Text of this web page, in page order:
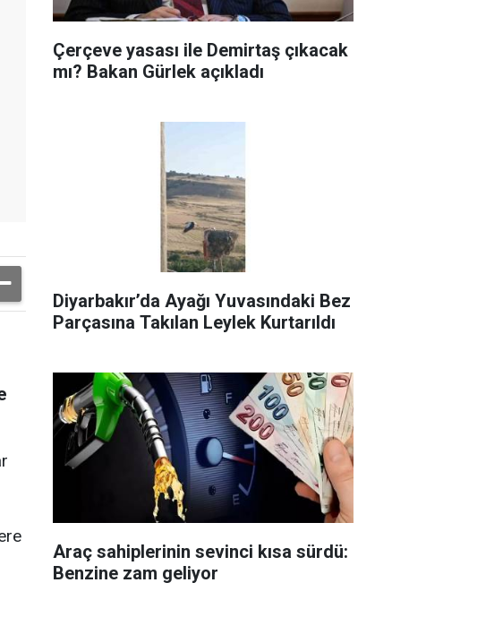
Çerçeve yasası ile Demirtaş çıkacak
mı? Bakan Gürlek açıkladı
Diyarbakır’da Ayağı Yuvasındaki Bez
Parçasına Takılan Leylek Kurtarıldı
Araç sahiplerinin sevinci kısa sürdü:
Benzine zam geliyor